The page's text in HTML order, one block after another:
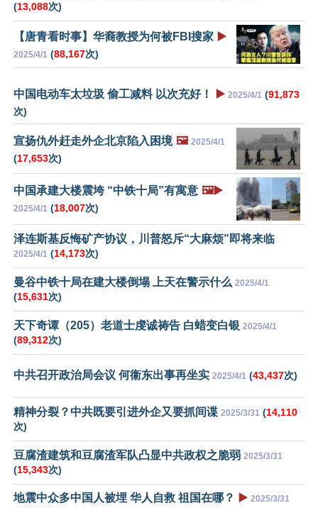
(13,088次)
【唐青看时事】华裔教授为何被FBI搜家 ▶️
2025/4/1 (88,167次)
中国电动车太垃圾 偷工减料 以次充好！ ▶️ 2025/4/1 (91,873
次)
宣扬仇外赶走外企北京陷入困境 🖼️ 2025/4/1
(17,653次)
中国承建大楼震垮 “中铁十局”有寓意 🖼️▶️
2025/4/1 (18,007次)
泽连斯基反悔矿产协议，川普怒斥“大麻烦”即将来临
2025/4/1 (14,173次)
曼谷中铁十局在建大楼倒塌 上天在警示什么 2025/4/1
(15,631次)
天下奇谭（205）老道士虔诚祷告 白蜡变白银 2025/4/1
(89,312次)
中共召开政治局会议 何衞东出事再坐实 2025/4/1 (43,437次)
精神分裂？中共既要引进外企又要抓间谍 2025/3/31 (14,110
次)
豆腐渣建筑和豆腐渣军队凸显中共政权之脆弱 2025/3/31
(15,343次)
地震中众多中国人被埋 华人自救 祖国在哪？ ▶️ 2025/3/31